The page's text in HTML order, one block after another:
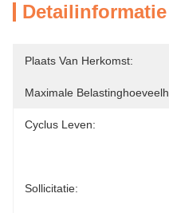
Detailinformatie
Plaats Van Herkomst:
Maximale
Cyclus Leven:
Sollicitatie: